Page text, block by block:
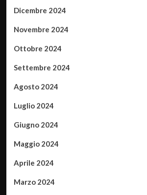
Dicembre 2024
Novembre 2024
Ottobre 2024
Settembre 2024
Agosto 2024
Luglio 2024
Giugno 2024
Maggio 2024
Aprile 2024
Marzo 2024